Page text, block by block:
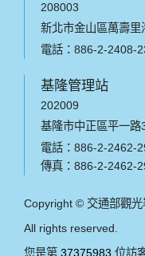
208003
新北市金山區萬壽
電話：886-2-2408-
基隆管理站
202009
基隆市中正區平一路
電話：886-2-2462-
傳真：886-2-2462-
Copyright © 交通部觀光
All rights reserved.
您是第 37375983 位訪